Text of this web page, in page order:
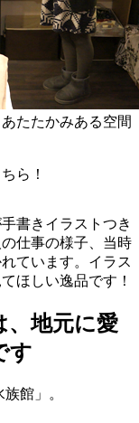
たたかみある空間
ら！
書きイラストつき
仕事の様子、当時
ています。イラス
ほしい逸品です！
、地元に愛
す
館」。